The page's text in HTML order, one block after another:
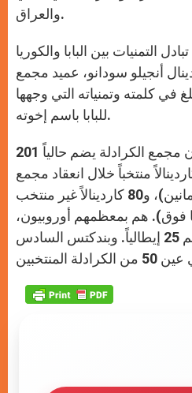
والعراق.
التمنيات بين البابا والكوريا
أنجيلو سودانو، عميد مجمع
في كلمته وتمنياته التي وجهها
للبابا باسم إخوته.
تجدر الإشارة إلى أن مجمع الكرادلة يضم حالياً 201
منهم: 121 كاردينالاً منتخباً خلال انعقاد مجمع
الكرادلة (دون سن الثمانين)، و80 كاردينالاً غير منتخب
فوق). هم بمعظمهم أوروبيون،
فهناك 62 أوروبياً منهم 25 إيطالياً. وبندكتس السادس